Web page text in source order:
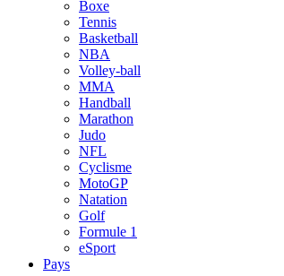
Boxe
Tennis
Basketball
NBA
Volley-ball
MMA
Handball
Marathon
Judo
NFL
Cyclisme
MotoGP
Natation
Golf
Formule 1
eSport
Pays